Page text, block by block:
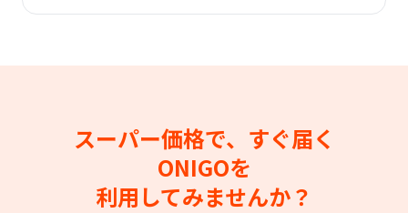
スーパー価格で、すぐ届く
ONIGOを
利用してみませんか？